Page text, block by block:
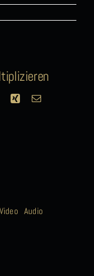
PinterestXing E-
Video Audio